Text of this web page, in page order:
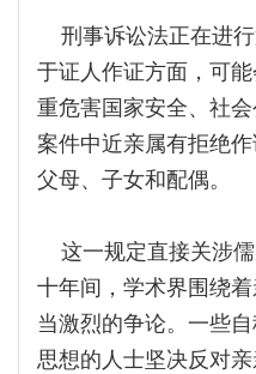
刑事诉讼法正在进
于证人作证方面，可
重危害国家安全、社
案件中近亲属有拒绝
父母、子女和配偶。
这一规定直接关涉
十年间，学术界围绕
当激烈的争论。一些
思想的人士坚决反对